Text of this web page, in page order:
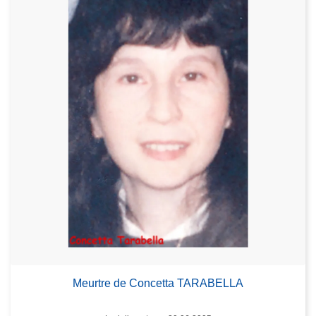
Meurtre de Concetta TARABELLA